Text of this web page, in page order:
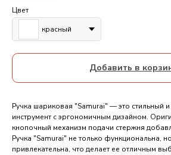
Цвет
красный
Добавить в
Ручка шариковая "Samurai" — это стильный
инструмент с эргономичным дизайном.
кнопочный механизм подачи стержня
Ручка "Samurai" не только функциональна,
привлекательна, что делает ее отличным